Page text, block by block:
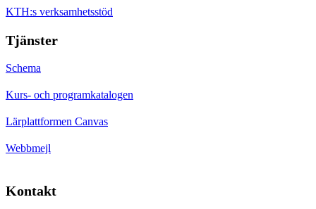
KTH:s verksamhetsstöd
Tjänster
Schema
Kurs- och programkatalogen
Lärplattformen Canvas
Webbmejl
Kontakt